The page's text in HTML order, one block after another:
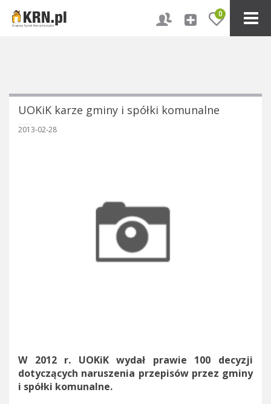
0
UOKiK karze gminy i spółki komunalne
2013-02-28
W 2012 r. UOKiK wydał prawie 100 decyzji
dotyczących naruszenia przepisów przez gminy
i spółki komunalne.